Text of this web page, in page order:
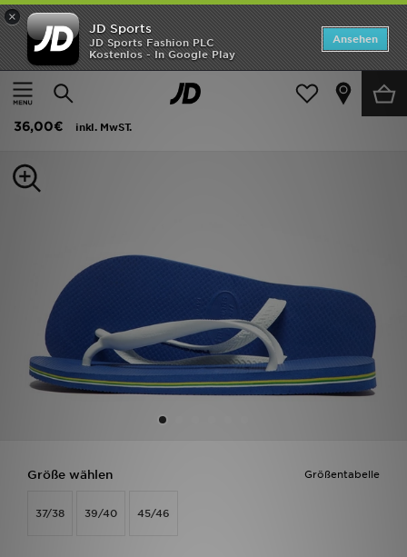
×
JD Sports
JD Sports Fashion PLC
Kostenlos - In Google Play
Ansehen
Startseite
Herren Herrenschuhe Flip-Flops und Sandalen
Havaianas Brazil Logo Flip-Flops
36,00€
inkl. MwST.
Größentabelle
Größe wählen
37/38 39/40 45/46
Startseite
ANGEBOTE
Herren
Bestsellers
JD Exklusives